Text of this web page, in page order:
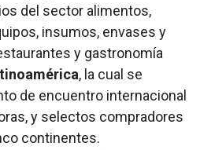
del sector alimentos,
insumos, envases y
y gastronomía
, la cual se
de encuentro internacional
y selectos compradores
continentes.